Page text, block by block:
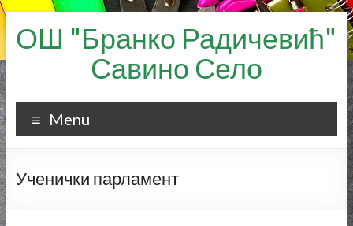
Skip
to
content
ОШ "Бранко Радичевић"
Савино Село
Menu
Ученички парламент